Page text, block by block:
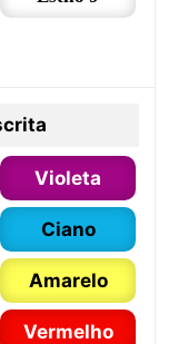
Violeta
Ciano
Amarelo
Vermelho